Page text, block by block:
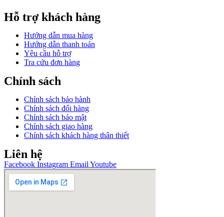
Hỗ trợ khách hàng
Hướng dẫn mua hàng
Hướng dẫn thanh toán
Yêu cầu hỗ trợ
Tra cứu đơn hàng
Chính sách
Chính sách bảo hành
Chính sách đổi hàng
Chính sách bảo mật
Chính sách giao hàng
Chính sách khách hàng thân thiết
Liên hệ
Facebook Instagram Email Youtube